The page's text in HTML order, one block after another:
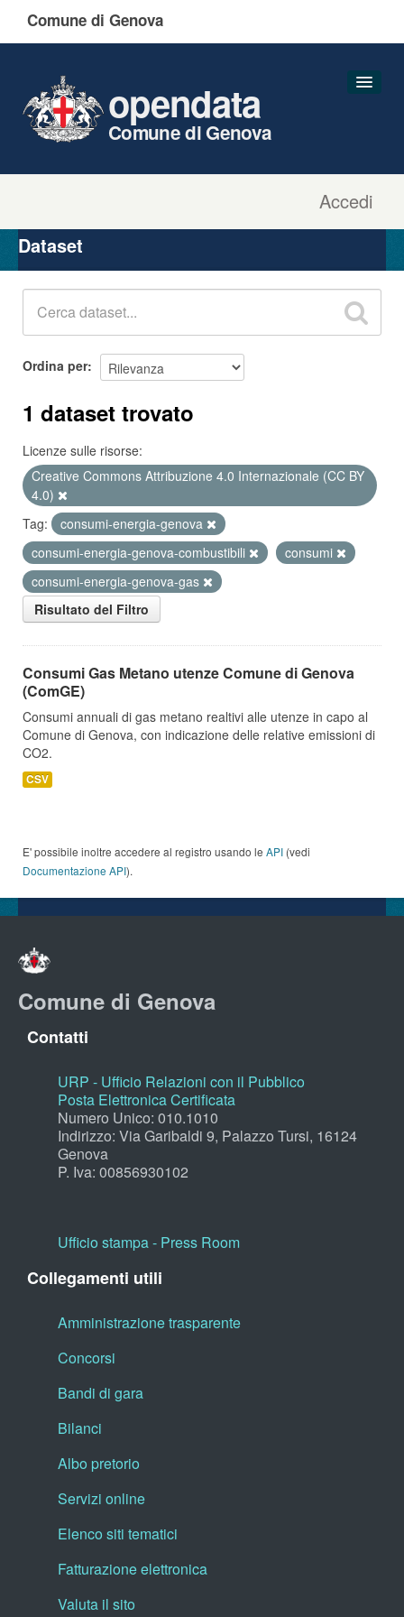
Comune di Genova
Accedi
opendata
Comune di Genova
Organizzazioni
Gruppi
Dataset
Ordina per
1 dataset trovato
Licenze sulle risorse:
Creative Commons Attribuzione 4.0 Internazionale (CC BY
4.0)
Tag:
consumi-energia-genova
consumi-energia-genova-combustibili
consumi
consumi-energia-genova-gas
Risultato del Filtro
Consumi Gas Metano utenze Comune di Genova
(ComGE)
Consumi annuali di gas metano realtivi alle utenze in capo al
Comune di Genova, con indicazione delle relative emissioni di
CO2.
CSV
E' possibile inoltre accedere al registro usando le API (vedi
Documentazione API).
Comune di Genova
Contatti
URP - Ufficio Relazioni con il Pubblico
Posta Elettronica Certificata
Numero Unico: 010.1010
Indirizzo: Via Garibaldi 9, Palazzo Tursi, 16124
Genova
P. Iva: 00856930102
Ufficio stampa - Press Room
Collegamenti utili
Amministrazione trasparente
Concorsi
Bandi di gara
Bilanci
Albo pretorio
Servizi online
Elenco siti tematici
Fatturazione elettronica
Valuta il sito